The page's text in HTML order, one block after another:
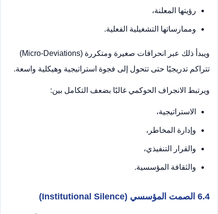
رؤيتها المعلنة،
وممارساتها التشغيلية الفعلية.
ويبدأ ذلك عبر انحرافات صغيرة ومتكررة (Micro-Deviations)
تتراكم تدريجيًا حتى تتحول إلى فجوة استراتيجية وهيكلية واسعة.
ويرتبط الانجراف الحوكمي غالبًا بضعف التكامل بين:
الاستراتيجية،
وإدارة المخاطر،
والقرار التنفيذي،
والثقافة المؤسسية.
6.4 الصمت المؤسسي (Institutional Silence)